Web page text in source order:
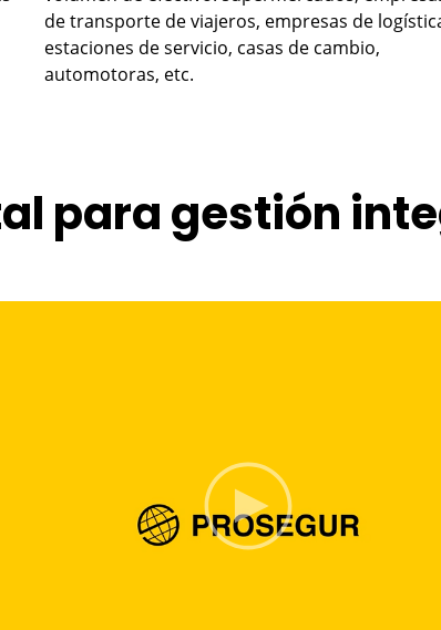
• Velocidad del ingresador:360
billetes/minuto.
• Dimensiones:
de transporte de viajeros, empresas de
estaciones de servicio, casas de cambio,
automotoras, etc.
para gestión